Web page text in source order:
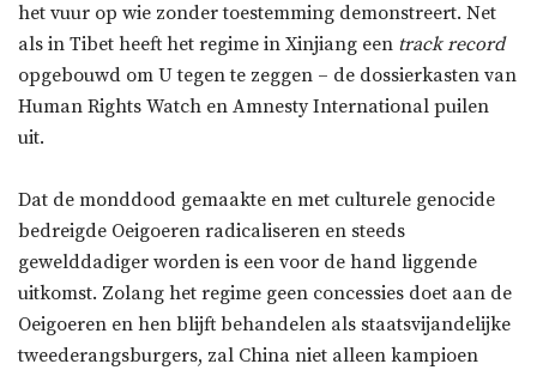
het vuur op wie zonder toestemming demonstreert. Net
als in Tibet heeft het regime in Xinjiang een track record
opgebouwd om U tegen te zeggen – de dossierkasten van
Human Rights Watch en Amnesty International puilen
uit.
Dat de monddood gemaakte en met culturele genocide
bedreigde Oeigoeren radicaliseren en steeds
gewelddadiger worden is een voor de hand liggende
uitkomst. Zolang het regime geen concessies doet aan de
Oeigoeren en hen blijft behandelen als staatsvijandelijke
tweederangsburgers, zal China niet alleen kampioen